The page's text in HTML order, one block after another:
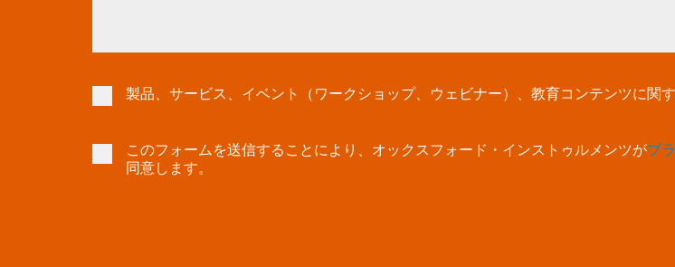
製品、サービス、イベント（ワークショップ、ウェビナー）、教育コンテンツに関
このフォームを送信することにより、オックスフォード・インストゥルメンツがプ
同意します。